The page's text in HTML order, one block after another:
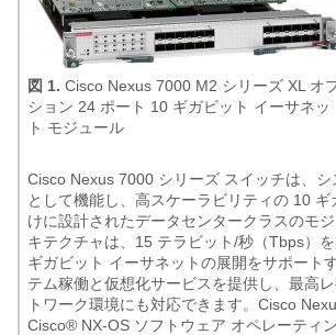
図 1. Cisco Nexus 7000 M2 シリーズ XL オ
ション 24 ポート 10 ギガビット イーサネッ
ト モジュール
Cisco Nexus 7000 シリーズ スイッチは、
として機能し、高スケーラビリティの 10
けに設計されたデータセンタークラスのモ
キテクチャは、15 テラビット/秒（Tbps）
ギガビット イーサネットの展開をサポート
テム稼働と仮想化サービスを提供し、最高
トワーク環境にも対応できます。Cisco
Cisco® NX-OS ソフトウェア オペレーティ